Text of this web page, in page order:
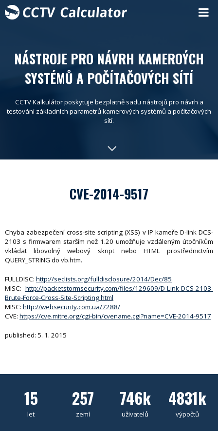
NÁSTROJE PRO NÁVRH KAMEROÝCH
SYSTÉMŮ A POČÍTAČOVÝCH SÍTÍ
CCTV Kalkulátor poskytuje bezplatně sadu nástrojů pro návrh a
testování základních parametrů kamerových systémů a počítačových
sítí.
CVE-2014-9517
Chyba zabezpečení cross-site scripting (XSS) v IP kameře D-link DCS-
2103 s firmwarem starším než 1.20 umožňuje vzdáleným útočníkům
vkládat libovolný webový skript nebo HTML prostřednictvím
QUERY_STRING do vb.htm.
FULLDISC: http://seclists.org/fulldisclosure/2014/Dec/85
MISC: http://packetstormsecurity.com/files/129609/D-Link-DCS-2103-
Brute-Force-Cross-Site-Scripting.html
MISC: http://websecurity.com.ua/7288/
CVE: https://cve.mitre.org/cgi-bin/cvename.cgi?name=CVE-2014-9517
published: 5. 1. 2015
15
let
257
zemí
746k
uživatelů
4831k
výpočtů